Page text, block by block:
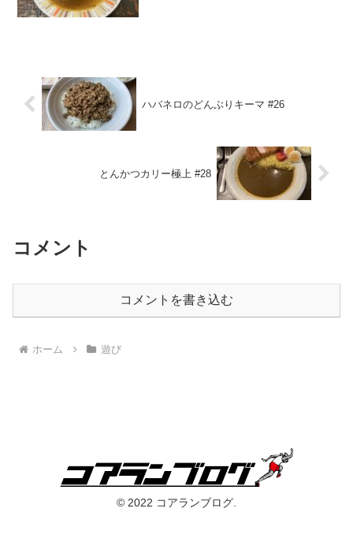
ハバネロのどんぶりキーマ #26
とんかつカリー極上 #28
コメント
コメントを書き込む
ホーム 遊び
© 2022 コアランブログ.